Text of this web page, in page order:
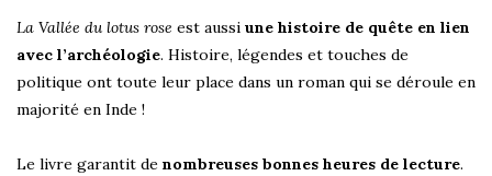
La Vallée du lotus rose est aussi une histoire de quête en lien
avec l’archéologie. Histoire, légendes et touches de
politique ont toute leur place dans un roman qui se déroule en
majorité en Inde !
Le livre garantit de nombreuses bonnes heures de lecture.